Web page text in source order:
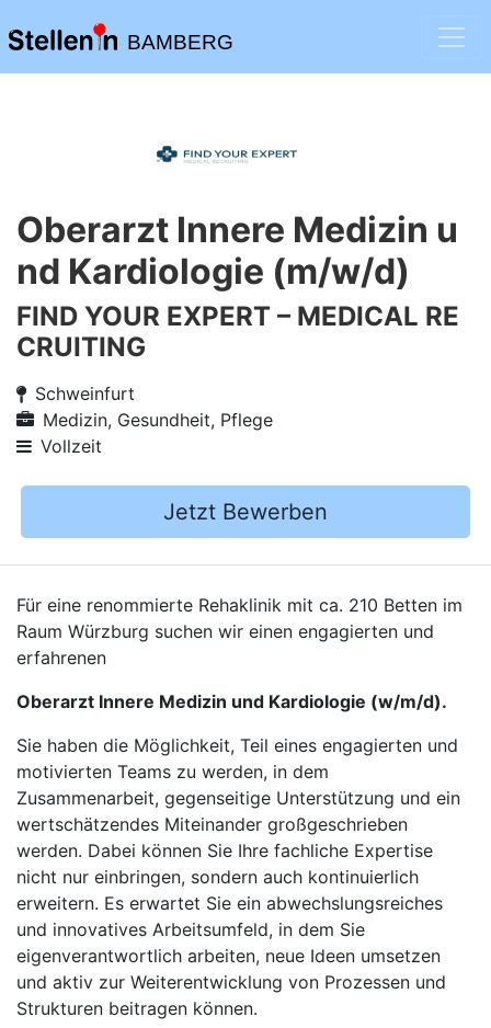
BAMBERG
Oberarzt Innere Medizin u
nd Kardiologie (m/w/d)
FIND YOUR EXPERT – MEDICAL RE
CRUITING
Schweinfurt
Medizin, Gesundheit, Pflege
Vollzeit
Jetzt Bewerben
Für eine renommierte Rehaklinik mit ca. 210 Betten im
Raum Würzburg suchen wir einen engagierten und
erfahrenen
Oberarzt Innere Medizin und Kardiologie (w/m/d).
Sie haben die Möglichkeit, Teil eines engagierten und
motivierten Teams zu werden, in dem
Zusammenarbeit, gegenseitige Unterstützung und ein
wertschätzendes Miteinander großgeschrieben
werden. Dabei können Sie Ihre fachliche Expertise
nicht nur einbringen, sondern auch kontinuierlich
erweitern. Es erwartet Sie ein abwechslungsreiches
und innovatives Arbeitsumfeld, in dem Sie
eigenverantwortlich arbeiten, neue Ideen umsetzen
und aktiv zur Weiterentwicklung von Prozessen und
Strukturen beitragen können.